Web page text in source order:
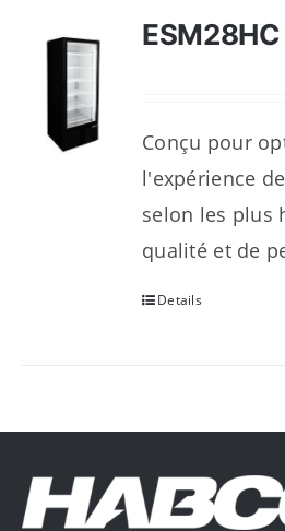
Conçu pour
l'expérience
selon les plus
qualité et de
Details